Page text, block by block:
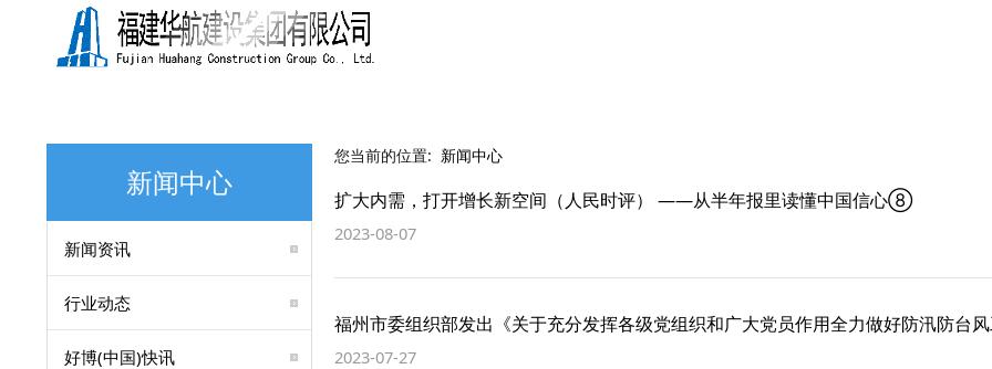
新闻中心
新闻资讯
行业动态
好博(中国)快讯
您当前的位置: 新闻中心
扩大内需，打开增长新空间（人民时评） ——从半年报里读懂中国信心⑧
2023-08-07
福州市委组织部发出《关于充分发挥各级党组织和广大党员作用全力做好防汛防台
2023-07-27